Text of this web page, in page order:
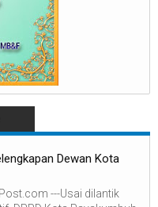
Dewan Kota
---Usai dilantik